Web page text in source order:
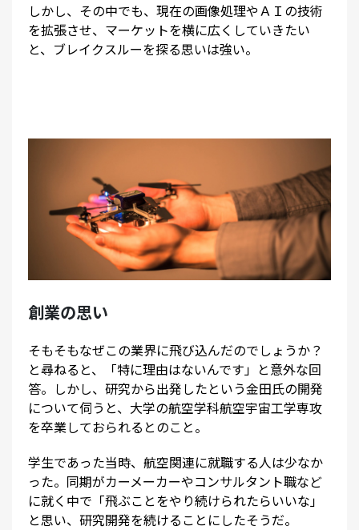
しかし、その中でも、現在の画像処理やＡＩの技術
を拡張させ、マーケットを横に広くしていきたい
と、ブレイクスルーを探る思いは強い。
創業の思い
そもそもなぜこの業界に飛び込んだのでしょうか？
と尋ねると、「特に理由はないんです」と意外な回
答。しかし、研究から出発したという金田氏の開発
について伺うと、大学の航空学科航空宇宙工学専攻
を卒業しておられるとのこと。
学生であった当時、航空関連に就職する人は少なか
った。同期がカーメーカーやコンサルタント職など
に就く中で「飛ぶことをやり続けられたらいいな」
と思い、研究開発を続けることにしたそうだ。